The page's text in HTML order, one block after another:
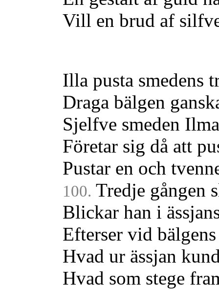
Vill en brud af
Illa pusta smedens
Draga bälgen
Sjelfve smeden
Företar sig då att
Pustar en och
100. Tredje gången
Blickar han i
Efterser vid
Hvad ur ässjan
Hvad som stege